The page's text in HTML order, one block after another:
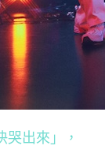
哭出來」，